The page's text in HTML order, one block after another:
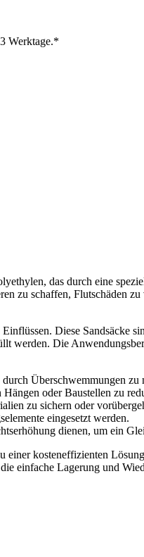
Werktage.*
das durch eine
zu schaffen, Flutschäden
Diese Sandsäcke
werden. Die
Überschwemmungen zu
oder Baustellen zu
zu sichern oder
eingesetzt werden.
dienen, um ein
einer kosteneffizienten
einfache Lagerung und